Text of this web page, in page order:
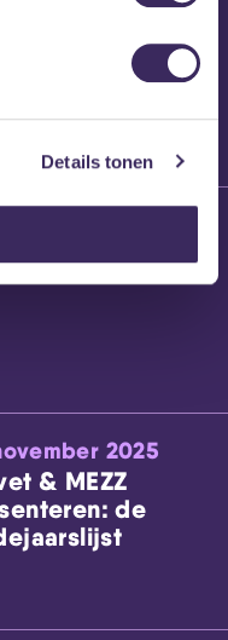
Details tonen
Vanneste
2026
Blog: Ão
2025
& MEZZ
de